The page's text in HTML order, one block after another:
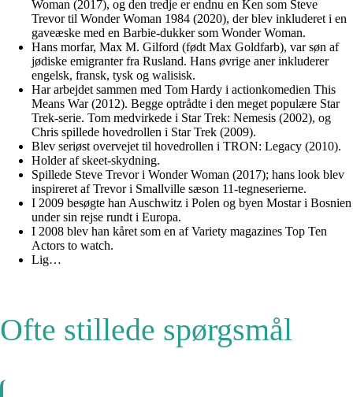
Woman (2017), og den tredje er endnu en Ken som Steve
Trevor til Wonder Woman 1984 (2020), der blev inkluderet i en
gaveæske med en Barbie-dukker som Wonder Woman.
Hans morfar, Max M. Gilford (født Max Goldfarb), var søn af
jødiske emigranter fra Rusland. Hans øvrige aner inkluderer
engelsk, fransk, tysk og walisisk.
Har arbejdet sammen med Tom Hardy i actionkomedien This
Means War (2012). Begge optrådte i den meget populære Star
Trek-serie. Tom medvirkede i Star Trek: Nemesis (2002), og
Chris spillede hovedrollen i Star Trek (2009).
Blev seriøst overvejet til hovedrollen i TRON: Legacy (2010).
Holder af skeet-skydning.
Spillede Steve Trevor i Wonder Woman (2017); hans look blev
inspireret af Trevor i Smallville sæson 11-tegneserierne.
I 2009 besøgte han Auschwitz i Polen og byen Mostar i Bosnien
under sin rejse rundt i Europa.
I 2008 blev han kåret som en af Variety magazines Top Ten
Actors to watch.
Lig…
Ofte stillede spørgsmål